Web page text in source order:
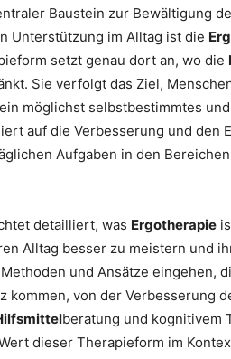
Baustein zur Bewältigung
Unterstützung im Alltag ist die
setzt genau dort an, wo die
Sie verfolgt das Ziel,
möglichst selbstbestimmtes
auf die Verbesserung und den
Aufgaben in den
detailliert, was Ergotherapie
Alltag besser zu meistern und
und Ansätze eingehen,
kommen, von der Verbesserung
beratung und kognitivem
dieser Therapieform im